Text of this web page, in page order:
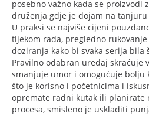
posebno važno kada se proizvodi
druženja gdje je dojam na
U praksi se najviše cijeni
tijekom rada, pregledno
doziranja kako bi svaka serija
Pravilno odabran uređaj skraćuje
smanjuje umor i omogućuje
što je korisno i početnicima i
opremate radni kutak ili planirate
procesa, smisleno je uskladiti